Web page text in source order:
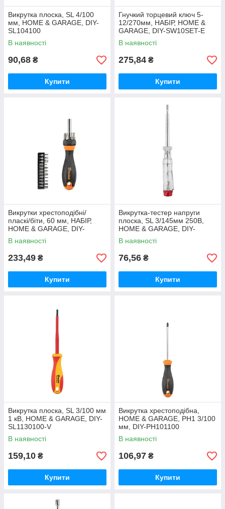
Викрутка плоска, SL 4/100
мм, HOME & GARAGE, DIY-
SL104100
В наявності
90,68 ₴
Купити
Гнучкий торцевий ключ 5-
12/270мм, НАБІР, HOME &
GARAGE, DIY-SW10SET-E
В наявності
275,84 ₴
Купити
Викрутки хрестоподібні/
пласкі/біти, 60 мм, НАБІР,
HOME & GARAGE, DIY-
BIT10SET1
В наявності
233,49 ₴
Купити
Викрутка-тестер напруги
плоска, SL 3/145мм 250В,
HOME & GARAGE, DIY-
SL123145-V
В наявності
76,56 ₴
Купити
Викрутка плоска, SL 3/100 мм
1 кВ, HOME & GARAGE, DIY-
SL1130100-V
В наявності
159,10 ₴
Купити
Викрутка хрестоподібна,
HOME & GARAGE, PH1 3/100
мм, DIY-PH101100
В наявності
106,97 ₴
Купити